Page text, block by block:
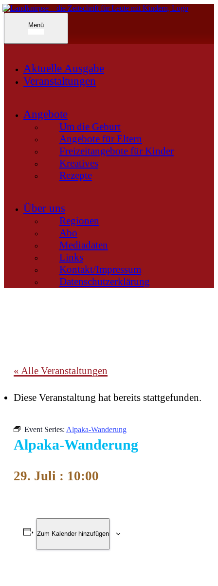
Inhalte
überspringen
Menü
Aktuelle Ausgabe
Veranstaltungen
Angebote
Um die Geburt
Angebote für Eltern
Freizeitangebote für Kinder
Kreatives
Rezepte
Über uns
Regionen
Abo
Mediadaten
Links
Kontakt/Impressum
Datenschutzerklärung
« Alle Veranstaltungen
Diese Veranstaltung hat bereits stattgefunden.
Event Series: Alpaka-Wanderung
Alpaka-Wanderung
29. Juli : 10:00
Zum Kalender hinzufügen